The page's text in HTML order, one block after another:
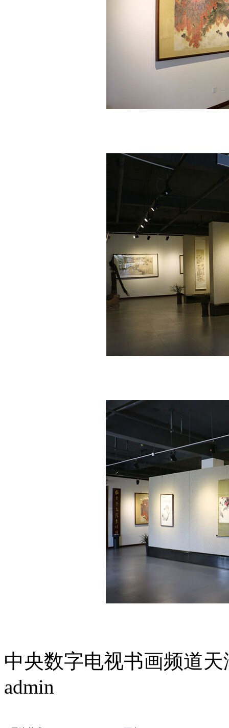
中央数字电视书画频道
admin